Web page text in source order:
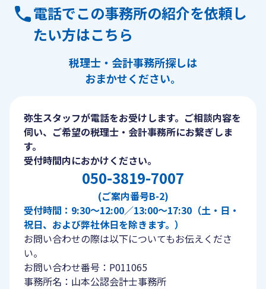
電話でこの事務所の紹介を依頼し
たい方はこちら
税理士・会計事務所探しは
おまかせください。
弥生スタッフが電話をお受けします。ご相談内容を
伺い、ご希望の税理士・会計事務所にお繋ぎしま
す。
受付時間内におかけください。
050-3819-7007
(ご案内番号B-2)
受付時間：9:30〜12:00／13:00〜17:30（土・日・
祝日、および弊社休日を除きます。）
お問い合わせの際は以下についてもお伝えくださ
い。
お問い合わせ番号：P011065
事務所名：山本公認会計士事務所